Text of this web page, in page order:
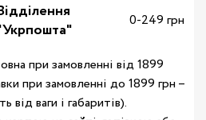
0-249 грн
при замовленні від 1899
при замовленні до 1899 грн –
ваги і габаритів).